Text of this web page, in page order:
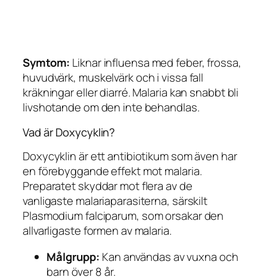
Symtom: Liknar influensa med feber, frossa,
huvudvärk, muskelvärk och i vissa fall
kräkningar eller diarré. Malaria kan snabbt bli
livshotande om den inte behandlas.
Vad är Doxycyklin?
Doxycyklin är ett antibiotikum som även har
en förebyggande effekt mot malaria.
Preparatet skyddar mot flera av de
vanligaste malariaparasiterna, särskilt
Plasmodium falciparum, som orsakar den
allvarligaste formen av malaria.
Målgrupp: Kan användas av vuxna och
barn över 8 år.